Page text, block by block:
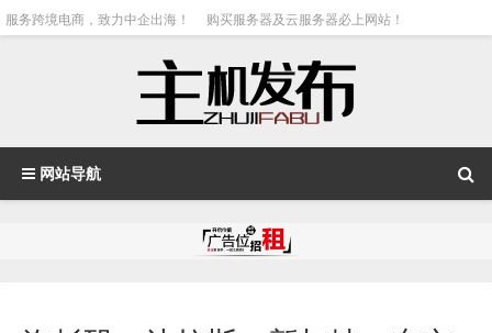
服务跨境电商，致力中企出海！ 购买服务器及云服务器必上网站！
网站导航